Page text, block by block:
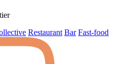
Restaurant Bar Fast-food